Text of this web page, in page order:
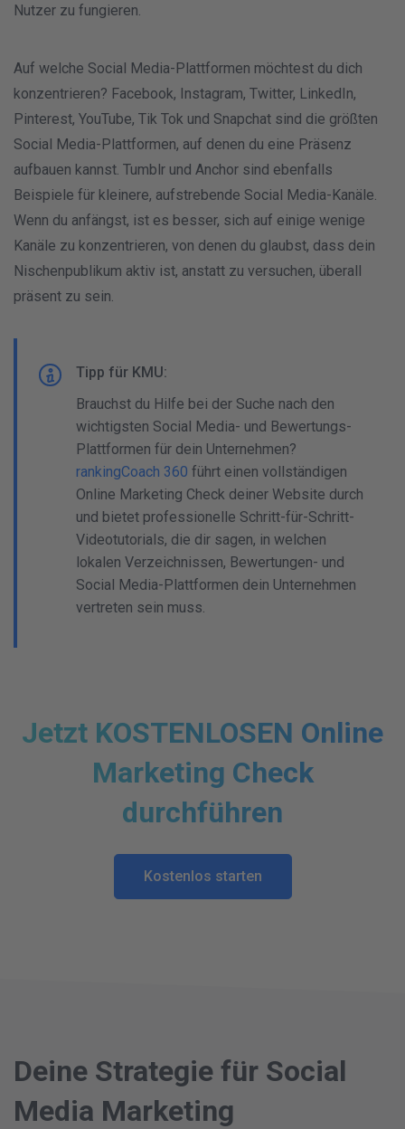
Nutzer zu fungieren.
Auf welche Social Media-Plattformen möchtest du dich
konzentrieren? Facebook, Instagram, Twitter, LinkedIn,
Pinterest, YouTube, Tik Tok und Snapchat sind die größten
Social Media-Plattformen, auf denen du eine Präsenz
aufbauen kannst. Tumblr und Anchor sind ebenfalls
Beispiele für kleinere, aufstrebende Social Media-Kanäle.
Wenn du anfängst, ist es besser, sich auf einige wenige
Kanäle zu konzentrieren, von denen du glaubst, dass dein
Nischenpublikum aktiv ist, anstatt zu versuchen, überall
präsent zu sein.
Tipp für KMU:
Brauchst du Hilfe bei der Suche nach den
wichtigsten Social Media- und Bewertungs-
Plattformen für dein Unternehmen?
rankingCoach 360 führt einen vollständigen
Online Marketing Check deiner Website durch
und bietet professionelle Schritt-für-Schritt-
Videotutorials, die dir sagen, in welchen
lokalen Verzeichnissen, Bewertungen- und
Social Media-Plattformen dein Unternehmen
vertreten sein muss.
Jetzt KOSTENLOSEN Online
Marketing Check
durchführen
Kostenlos starten
Deine Strategie für Social
Media Marketing